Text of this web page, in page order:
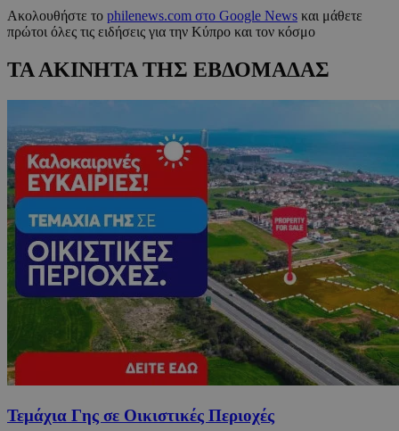
Ακολουθήστε το philenews.com στο Google News και μάθετε
πρώτοι όλες τις ειδήσεις για την Κύπρο και τον κόσμο
ΤΑ ΑΚΙΝΗΤΑ ΤΗΣ ΕΒΔΟΜΑΔΑΣ
Τεμάχια Γης σε Οικιστικές Περιοχές